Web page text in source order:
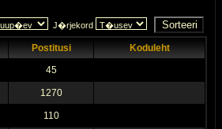
J�rjekord
Postitusi
Koduleht
45
1270
110